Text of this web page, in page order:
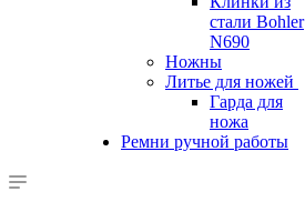
стали Bohler
N690
Ножны
Литье для ножей
Гарда для
ножа
Ремни ручной работы